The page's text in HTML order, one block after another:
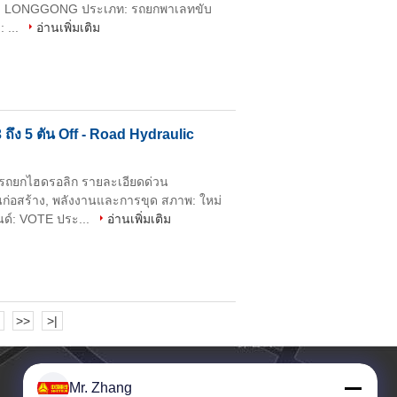
ประเภท: รถยกพาเลทขับ
...
อ่านเพิ่มเติม
ง 5 ตัน Off - Road Hydraulic
ยกไฮดรอลิก รายละเอียดด่วน
อสร้าง, พลังงานและการขุด สภาพ: ใหม่
VOTE ประ...
อ่านเพิ่มเติม
>> >|
Mr. Zhang